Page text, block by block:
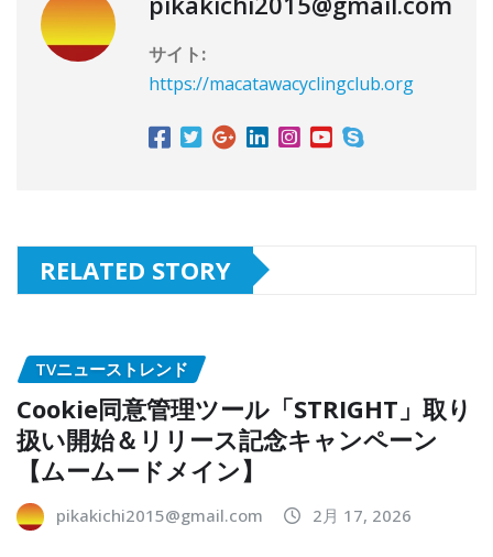
サイト:
https://macatawacyclingclub.org
RELATED STORY
TVニューストレンド
Cookie同意管理ツール「STRIGHT」取り
扱い開始＆リリース記念キャンペーン
【ムームードメイン】
pikakichi2015@gmail.com 2月 17, 2026